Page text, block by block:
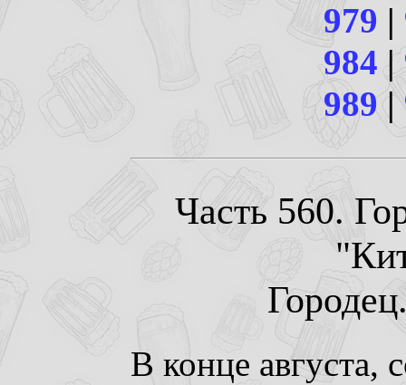
979 |
984 |
989|
Часть 560.
В конце августа,